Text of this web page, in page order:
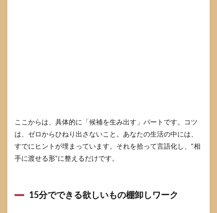
ここからは、具体的に「候補を生み出す」パートです。コツ
は、ゼロからひねり出さないこと。あなたの生活の中には、
すでにヒントが埋まっています。それを拾って言語化し、“相
手に渡せる形”に整えるだけです。
15分でできる欲しいもの棚卸しワーク